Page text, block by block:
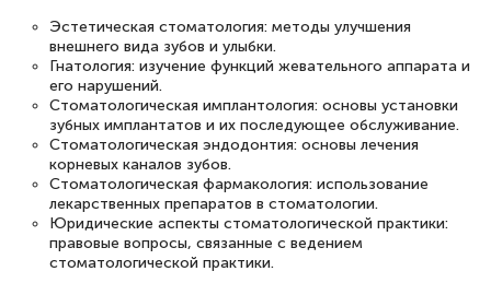
быстро ответили, разъяснили все детали.
Обучение понравилось: огромное
количество тематической литературы,
пособий и учебников доступно на время
прохождения курса, удобная система
аттестации, проблем не возникло ни на
каком этапе…
Эстетическая стоматология: методы улучшения
внешнего вида зубов и улыбки.
Гнатология: изучение функций жевательного аппарата и
его нарушений.
Стоматологическая имплантология: основы установки
зубных имплантатов и их последующее обслуживание.
Стоматологическая эндодонтия: основы лечения
корневых каналов зубов.
Стоматологическая фармакология: использование
лекарственных препаратов в стоматологии.
Юридические аспекты стоматологической практики:
правовые вопросы, связанные с ведением
стоматологической практики.